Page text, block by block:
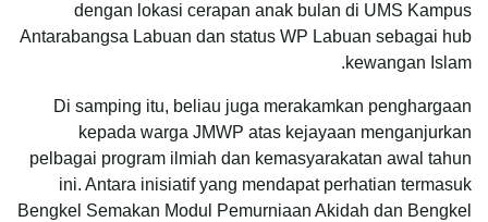
dengan lokasi cerapan anak bulan di UMS Kampus
Antarabangsa Labuan dan status WP Labuan sebagai hub
kewangan Islam.
Di samping itu, beliau juga merakamkan penghargaan
kepada warga JMWP atas kejayaan menganjurkan
pelbagai program ilmiah dan kemasyarakatan awal tahun
ini. Antara inisiatif yang mendapat perhatian termasuk
Bengkel Semakan Modul Pemurniaan Akidah dan Bengkel